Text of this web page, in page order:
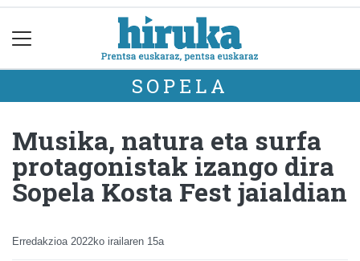
SOPELA
Musika, natura eta surfa
protagonistak izango dira
Sopela Kosta Fest jaialdian
Erredakzioa 2022ko irailaren 15a